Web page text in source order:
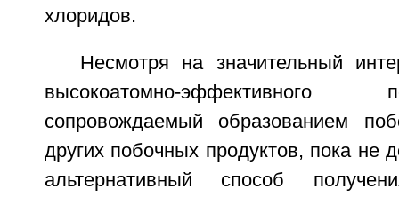
хлоридов.
Несмотря на значительный
высокоатомно-
сопровождаемый образованием
других побочных продуктов, пока не
альтернативный способ